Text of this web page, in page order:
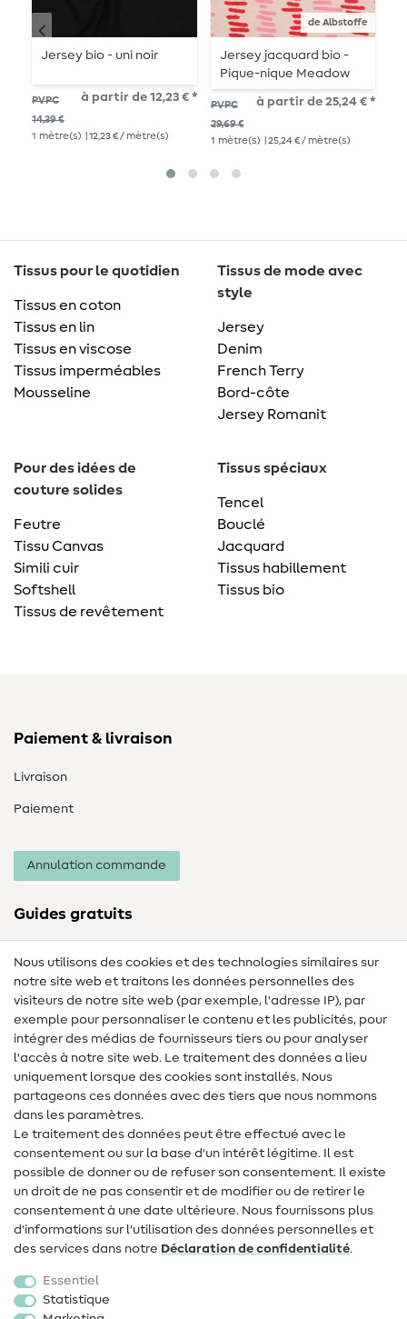
Jersey bio - uni noir
PVPC
14,39 €
à partir de 12,23 € *
1 mètre(s) | 12,23 € / mètre(s)
de Albstoffe
Jersey jacquard bio -
Pique-nique Meadow
Beige Rouge
PVPC
29,69 €
à partir de 25,24 € *
1 mètre(s) | 25,24 € / mètre(s)
Tissus pour le quotidien
Tissus en coton
Tissus en lin
Tissus en viscose
Tissus imperméables
Mousseline
Tissus de mode avec
style
Jersey
Denim
French Terry
Bord-côte
Jersey Romanit
Pour des idées de
couture solides
Feutre
Tissu Canvas
Simili cuir
Softshell
Tissus de revêtement
Tissus spéciaux
Tencel
Bouclé
Jacquard
Tissus habillement
Tissus bio
Paiement & livraison
Livraison
Paiement
Annulation commande
Guides gratuits
Lexique de couture
Tutos de couture
Aide & contact
Contact
Changement de propriétaire
FAQ
Droit de rétractation
Populaire
Accessoires de couture
Nous utilisons des cookies et des technologies similaires sur
notre site web et traitons les données personnelles des
visiteurs de notre site web (par exemple, l'adresse IP), par
exemple pour personnaliser le contenu et les publicités, pour
intégrer des médias de fournisseurs tiers ou pour analyser
l'accès à notre site web. Le traitement des données a lieu
uniquement lorsque des cookies sont installés. Nous
partageons ces données avec des tiers que nous nommons
dans les paramètres.
Le traitement des données peut être effectué avec le
consentement ou sur la base d'un intérêt légitime. Il est
possible de donner ou de refuser son consentement. Il existe
un droit de ne pas consentir et de modifier ou de retirer le
consentement à une date ultérieure. Nous fournissons plus
d'informations sur l'utilisation des données personnelles et
des services dans notre Déclaration de confidentialité.
Essentiel
Statistique